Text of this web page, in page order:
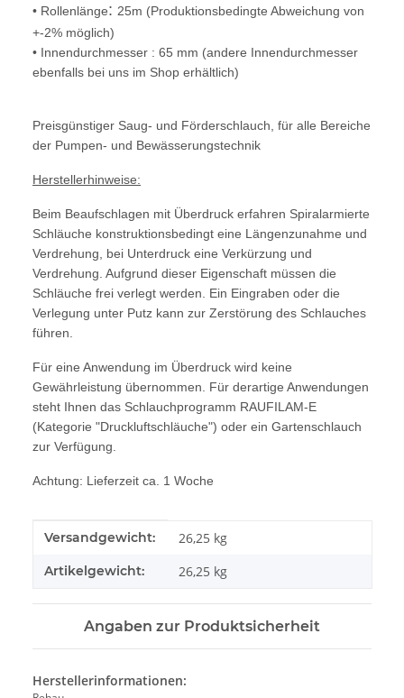
• Rollenlänge: 25m (Produktionsbedingte Abweichung von
+-2% möglich)
• Innendurchmesser : 65 mm (andere Innendurchmesser
ebenfalls bei uns im Shop erhältlich)
Preisgünstiger Saug- und Förderschlauch, für alle Bereiche
der Pumpen- und Bewässerungstechnik
Herstellerhinweise:
Beim Beaufschlagen mit Überdruck erfahren Spiralarmierte
Schläuche konstruktionsbedingt eine Längenzunahme und
Verdrehung, bei Unterdruck eine Verkürzung und
Verdrehung. Aufgrund dieser Eigenschaft müssen die
Schläuche frei verlegt werden. Ein Eingraben oder die
Verlegung unter Putz kann zur Zerstörung des Schlauches
führen.
Für eine Anwendung im Überdruck wird keine
Gewährleistung übernommen. Für derartige Anwendungen
steht Ihnen das Schlauchprogramm RAUFILAM-E
(Kategorie "Druckluftschläuche") oder ein Gartenschlauch
zur Verfügung.
Achtung: Lieferzeit ca. 1 Woche
Produkteigenschaft
Wert
Versandgewicht: 26,25 kg
Artikelgewicht: 26,25 kg
Angaben zur Produktsicherheit
Herstellerinformationen: